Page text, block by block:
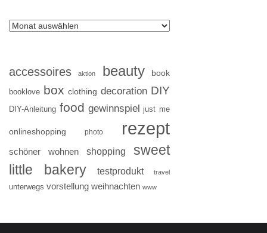
accessoires aktion beauty book
booklove box clothing decoration DIY
DIY-Anleitung food gewinnspiel just me
onlineshopping photo rezept
schöner wohnen shopping
sweet
little bakery
testprodukt travel
unterwegs vorstellung weihnachten www